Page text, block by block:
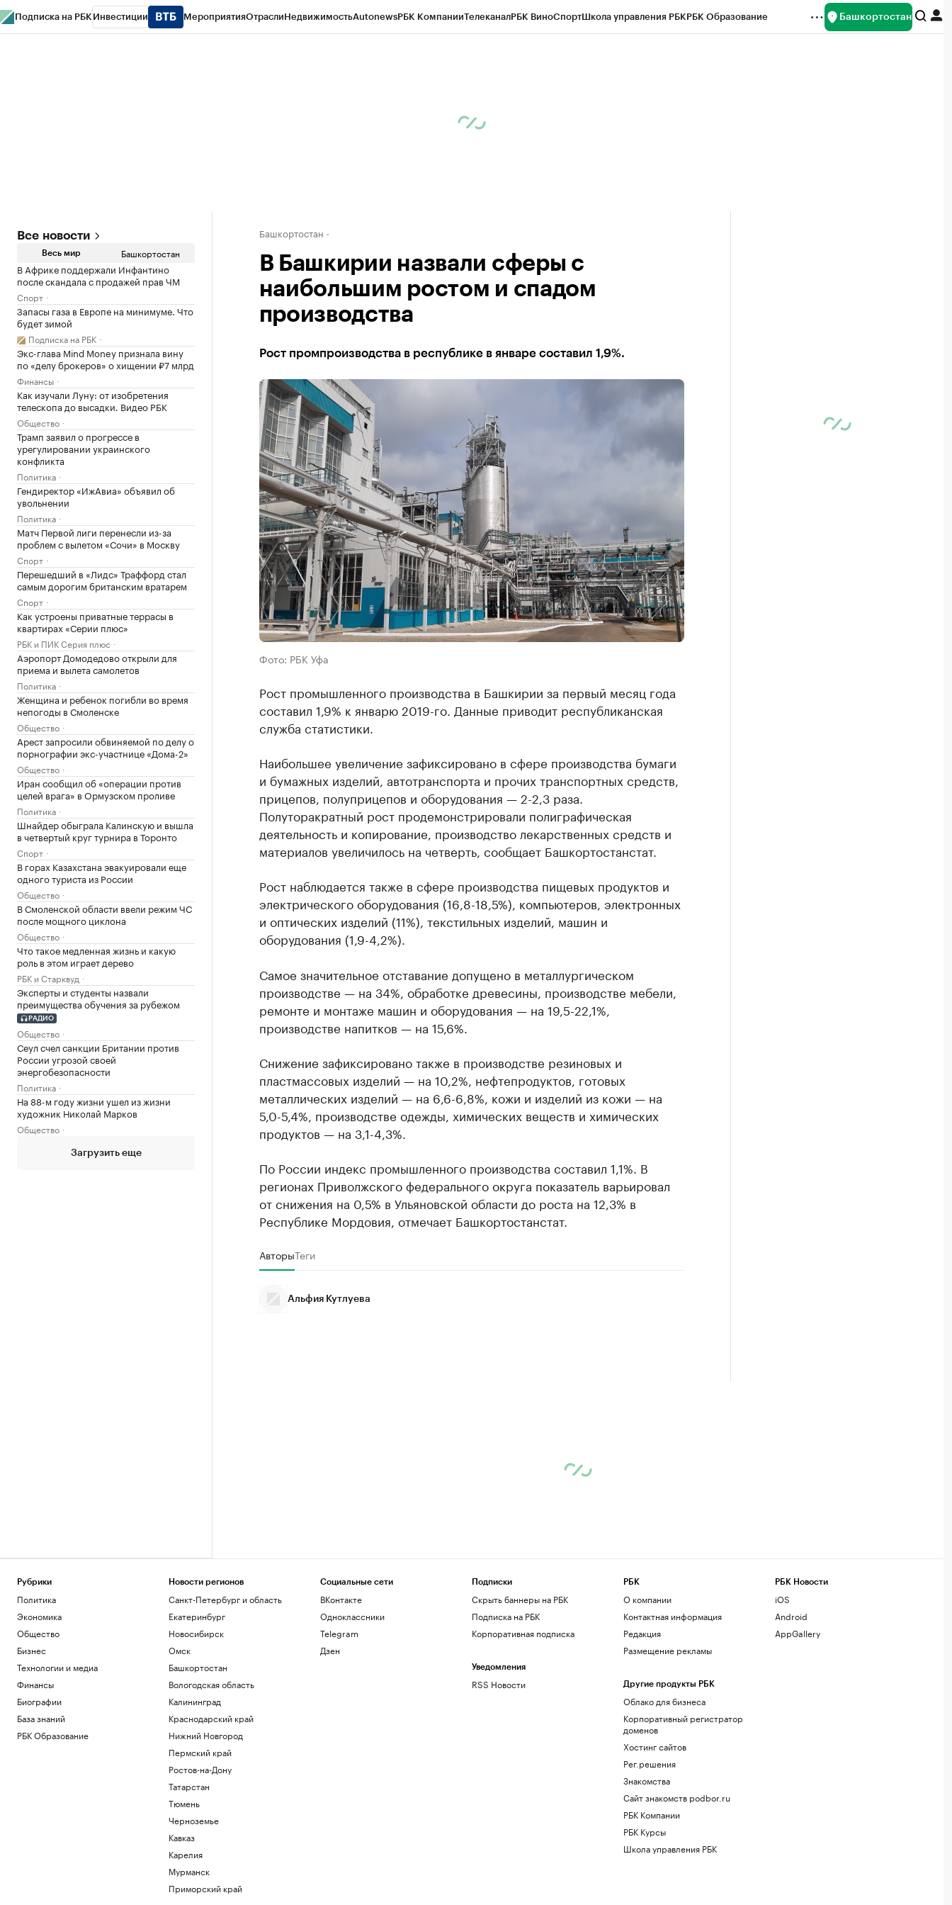
Подписка на РБК Инвестиции МероприятияОтраслиНедвижимостьAutonewsРБК КомпанииТелеканалРБК ВиноСпортШкола управления РБКРБК Образование Башкортостан
Все новости
Весь мир Башкортостан
В Африке поддержали Инфантино
после скандала с продажей прав ЧМ
Спорт
Запасы газа в Европе на минимуме. Что
будет зимой
Подписка на РБК
Экс-глава Mind Money признала вину
по «делу брокеров» о хищении ₽7 млрд
Финансы
Как изучали Луну: от изобретения
телескопа до высадки. Видео РБК
Общество
Трамп заявил о прогрессе в
урегулировании украинского
конфликта
Политика
Гендиректор «ИжАвиа» объявил об
увольнении
Политика
Матч Первой лиги перенесли из-за
проблем с вылетом «Сочи» в Москву
Спорт
Перешедший в «Лидс» Траффорд стал
самым дорогим британским вратарем
Спорт
Как устроены приватные террасы в
квартирах «Серии плюс»
РБК и ПИК Серия плюс
Аэропорт Домодедово открыли для
приема и вылета самолетов
Политика
Женщина и ребенок погибли во время
непогоды в Смоленске
Общество
Арест запросили обвиняемой по делу о
порнографии экс-участнице «Дома-2»
Общество
Иран сообщил об «операции против
целей врага» в Ормузском проливе
Политика
Шнайдер обыграла Калинскую и вышла
в четвертый круг турнира в Торонто
Спорт
В горах Казахстана эвакуировали еще
одного туриста из России
Общество
В Смоленской области ввели режим ЧС
после мощного циклона
Общество
Что такое медленная жизнь и какую
роль в этом играет дерево
РБК и Старквуд
Эксперты и студенты назвали
преимущества обучения за рубежом
РАДИО
Общество
Сеул счел санкции Британии против
России угрозой своей
энергобезопасности
Политика
На 88-м году жизни ушел из жизни
художник Николай Марков
Общество
Загрузить еще
Башкортостан
В Башкирии назвали сферы с
наибольшим ростом и спадом
производства
Рост промпроизводства в республике в январе составил 1,9%.
Фото: РБК Уфа
Рост промышленного производства в Башкирии за первый месяц года
составил 1,9% к январю 2019-го. Данные приводит республиканская
служба статистики.
Наибольшее увеличение зафиксировано в сфере производства бумаги
и бумажных изделий, автотранспорта и прочих транспортных средств,
прицепов, полуприцепов и оборудования — 2-2,3 раза.
Полуторакратный рост продемонстрировали полиграфическая
деятельность и копирование, производство лекарственных средств и
материалов увеличилось на четверть, сообщает Башкортостанстат.
Рост наблюдается также в сфере производства пищевых продуктов и
электрического оборудования (16,8-18,5%), компьютеров, электронных
и оптических изделий (11%), текстильных изделий, машин и
оборудования (1,9-4,2%).
Самое значительное отставание допущено в металлургическом
производстве — на 34%, обработке древесины, производстве мебели,
ремонте и монтаже машин и оборудования — на 19,5-22,1%,
производстве напитков — на 15,6%.
Снижение зафиксировано также в производстве резиновых и
пластмассовых изделий — на 10,2%, нефтепродуктов, готовых
металлических изделий — на 6,6-6,8%, кожи и изделий из кожи — на
5,0-5,4%, производстве одежды, химических веществ и химических
продуктов — на 3,1-4,3%.
По России индекс промышленного производства составил 1,1%. В
регионах Приволжского федерального округа показатель варьировал
от снижения на 0,5% в Ульяновской области до роста на 12,3% в
Республике Мордовия, отмечает Башкортостанстат.
АвторыТеги
Альфия Кутлуева
Рубрики
Политика
Экономика
Общество
Бизнес
Технологии и медиа
Финансы
Биографии
База знаний
РБК Образование
Новости регионов
Санкт-Петербург и область
Екатеринбург
Новосибирск
Омск
Башкортостан
Вологодская область
Калининград
Краснодарский край
Нижний Новгород
Пермский край
Ростов-на-Дону
Татарстан
Тюмень
Черноземье
Кавказ
Карелия
Мурманск
Приморский край
Социальные сети
ВКонтакте
Одноклассники
Telegram
Дзен
Подписки
Скрыть баннеры на РБК
Подписка на РБК
Корпоративная подписка
Уведомления
RSS Новости
РБК
О компании
Контактная информация
Редакция
Размещение рекламы
Другие продукты РБК
Облако для бизнеса
Корпоративный регистратор
доменов
Хостинг сайтов
Рег.решения
Знакомства
Сайт знакомств podbor.ru
РБК Компании
РБК Курсы
Школа управления РБК
РБК Новости
iOS
Android
AppGallery